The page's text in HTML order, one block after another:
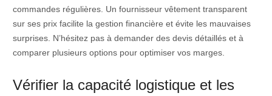
commandes régulières. Un fournisseur vêtement transparent
sur ses prix facilite la gestion financière et évite les mauvaises
surprises. N’hésitez pas à demander des devis détaillés et à
comparer plusieurs options pour optimiser vos marges.
Vérifier la capacité logistique et les